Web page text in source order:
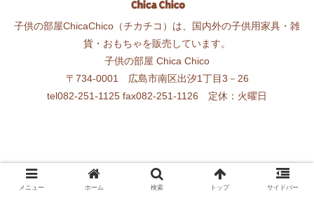
子供の部屋ChicaChico（チカチコ）は、国内外の子供用家具・雑
貨・おもちゃを販売しています。
子供の部屋 Chica Chico
〒734-0001 広島市南区出汐1丁目3－26
tel082-251-1125 fax082-251-1126 定休：火曜日
メニュー ホーム 検索 トップ サイドバー